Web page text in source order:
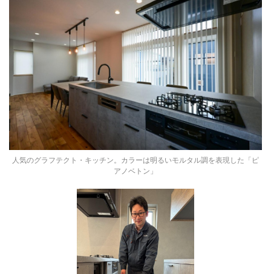
人気のグラフテクト・キッチン。カラーは明るいモルタル調を表現した「ピ
アノベトン」